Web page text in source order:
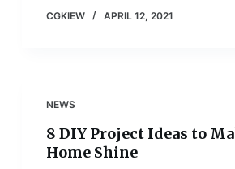
CGKIEW APRIL 12, 2021
NEWS
8 DIY Project Ideas to
Home Shine